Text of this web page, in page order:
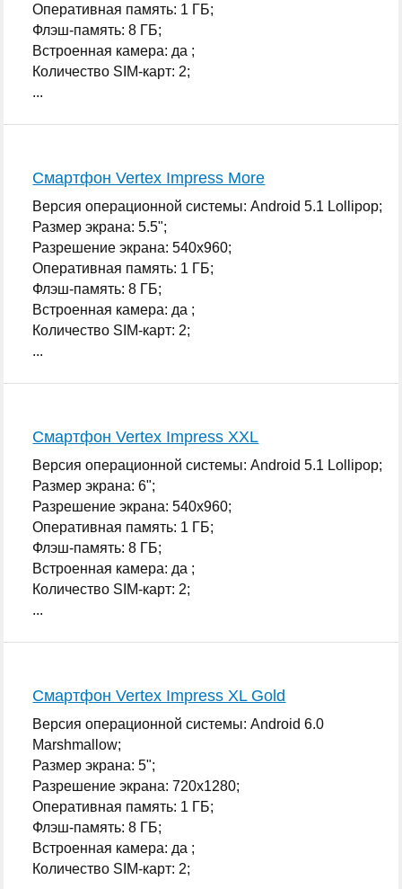
Оперативная память: 1 ГБ;
Флэш-память: 8 ГБ;
Встроенная камера: да ;
Количество SIM-карт: 2;
...
Смартфон Vertex Impress More
Версия операционной системы: Android 5.1 Lollipop;
Размер экрана: 5.5";
Разрешение экрана: 540x960;
Оперативная память: 1 ГБ;
Флэш-память: 8 ГБ;
Встроенная камера: да ;
Количество SIM-карт: 2;
...
Смартфон Vertex Impress XXL
Версия операционной системы: Android 5.1 Lollipop;
Размер экрана: 6";
Разрешение экрана: 540x960;
Оперативная память: 1 ГБ;
Флэш-память: 8 ГБ;
Встроенная камера: да ;
Количество SIM-карт: 2;
...
Смартфон Vertex Impress XL Gold
Версия операционной системы: Android 6.0
Marshmallow;
Размер экрана: 5";
Разрешение экрана: 720x1280;
Оперативная память: 1 ГБ;
Флэш-память: 8 ГБ;
Встроенная камера: да ;
Количество SIM-карт: 2;